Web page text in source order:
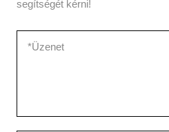
Elektromos hálózat kialakítása
segítségét kérni!